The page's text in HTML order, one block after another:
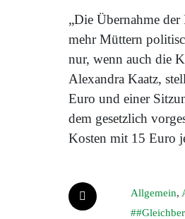
„Die Übernahme
mehr Müttern
nur, wenn auch die
Alexandra Kaatz,
Euro und einer
dem gesetzlich
Kosten mit 15 Euro
Allgemein,